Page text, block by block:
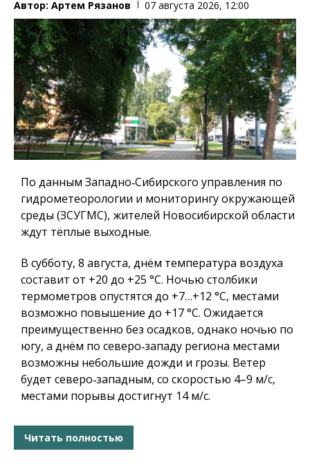
Автор: Артем Рязанов 07 августа 2026, 12:00
По данным Западно‑Сибирского управления по
гидрометеорологии и мониторингу окружающей
среды (ЗСУГМС), жителей Новосибирской области
ждут тёплые выходные.
В субботу, 8 августа, днём температура воздуха
составит от +20 до +25 °C. Ночью столбики
термометров опустятся до +7…+12 °C, местами
возможно повышение до +17 °C. Ожидается
преимущественно без осадков, однако ночью по
югу, а днём по северо‑западу региона местами
возможны небольшие дожди и грозы. Ветер
будет северо‑западным, со скоростью 4–9 м/с,
местами порывы достигнут 14 м/с.
Читать полностью